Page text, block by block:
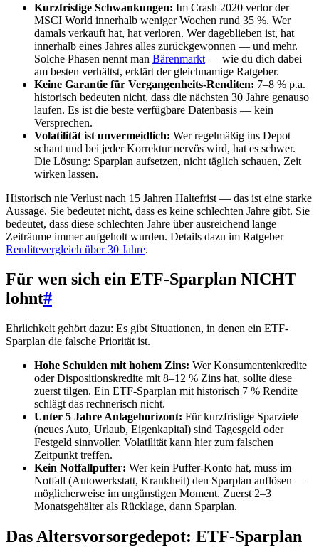
Kurzfristige Schwankungen: Im Crash 2020 verlor der
MSCI World innerhalb weniger Wochen rund 35 %. Wer
damals verkauft hat, hat verloren. Wer dageblieben ist, hat
innerhalb eines Jahres alles zurückgewonnen — und mehr.
Solche Phasen nennt man Bärenmarkt — wie du dich dabei
am besten verhältst, erklärt der gleichnamige Ratgeber.
Keine Garantie für Vergangenheits-Renditen: 7–8 % p.a.
historisch bedeuten nicht, dass die nächsten 30 Jahre genauso
laufen. Es ist die beste verfügbare Datenbasis — kein
Versprechen.
Volatilität ist unvermeidlich: Wer regelmäßig ins Depot
schaut und bei jeder Korrektur nervös wird, hat es schwer.
Die Lösung: Sparplan aufsetzen, nicht täglich schauen, Zeit
wirken lassen.
Historisch nie Verlust nach 15 Jahren Haltefrist — das ist eine starke
Aussage. Sie bedeutet nicht, dass es keine schlechten Jahre gibt. Sie
bedeutet, dass diese schlechten Jahre über ausreichend lange
Zeiträume immer aufgeholt wurden. Details dazu im Ratgeber
Renditevergleich über 30 Jahre.
Für wen sich ein ETF-Sparplan NICHT
lohnt#
Ehrlichkeit gehört dazu: Es gibt Situationen, in denen ein ETF-
Sparplan die falsche Priorität ist.
Hohe Schulden mit hohem Zins: Wer Konsumentenkredite
oder Dispositionskredite mit 8–12 % Zins hat, sollte diese
zuerst tilgen. Ein ETF-Sparplan mit historisch 7 % Rendite
schlägt das rechnerisch nicht.
Unter 5 Jahre Anlagehorizont: Für kurzfristige Sparziele
(neues Auto, Urlaub, Eigenkapital) sind Tagesgeld oder
Festgeld sinnvoller. Volatilität kann hier zum falschen
Zeitpunkt treffen.
Kein Notfallpuffer: Wer kein Puffer-Konto hat, muss im
Notfall (Autowerkstatt, Krankheit) den Sparplan auflösen —
möglicherweise im ungünstigen Moment. Zuerst 2–3
Monatsgehälter als Rücklage, dann Sparplan.
Das Altersvorsorgedepot: ETF-Sparplan